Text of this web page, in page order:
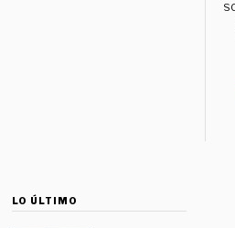
LO ÚLTIMO